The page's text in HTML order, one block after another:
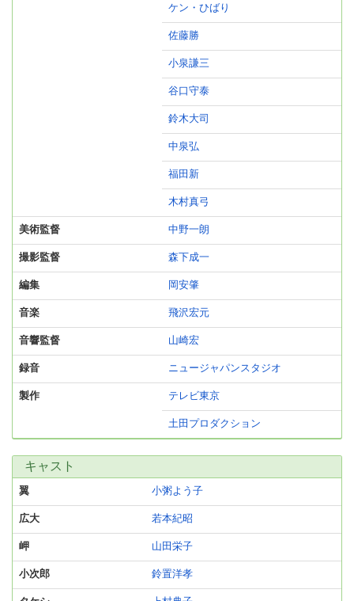
ケン・ひばり
佐藤勝
小泉謙三
谷口守泰
鈴木大司
中泉弘
福田新
木村真弓
美術監督 中野一朗
撮影監督 森下成一
編集 岡安肇
音楽 飛沢宏元
音響監督 山崎宏
録音 ニュージャパンスタジオ
製作 テレビ東京
土田プロダクション
キャスト
翼 小粥よう子
広大 若本紀昭
岬 山田栄子
小次郎 鈴置洋孝